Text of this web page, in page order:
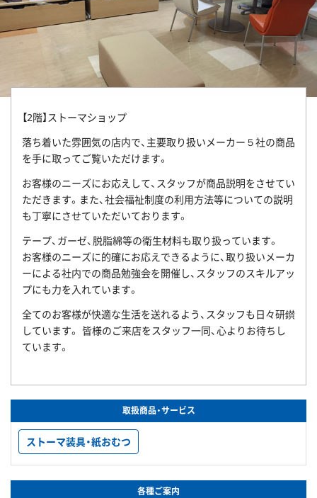
【2階】ストーマショップ
落ち着いた雰囲気の店内で、主要取り扱いメーカー５社の商品
を手に取ってご覧いただけます。
お客様のニーズにお応えして、スタッフが商品説明をさせてい
ただきます。また、社会福祉制度の利用方法等についての説明
も丁寧にさせていただいております。
テープ、ガーゼ、脱脂綿等の衛生材料も取り扱っています。
お客様のニーズに的確にお応えできるように、取り扱いメーカ
ーによる社内での商品勉強会を開催し、スタッフのスキルアッ
プにも力を入れています。
全てのお客様が快適な生活を送れるよう、スタッフも日々研鑚
しています。 皆様のご来店をスタッフ一同、心よりお待ちし
ています。
取扱商品・サービス
ストーマ装具・紙おむつ
各種ご案内